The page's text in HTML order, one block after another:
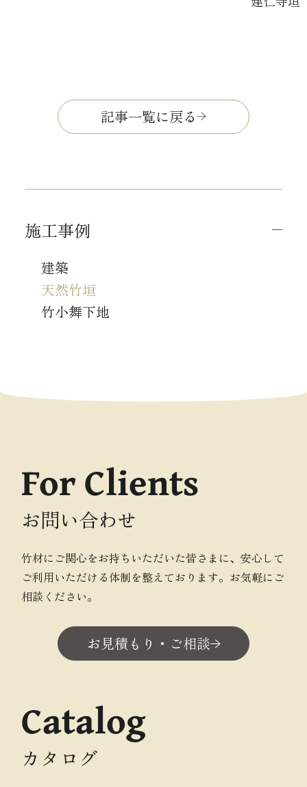
記事一覧に戻る
施工事例
建築
天然竹垣
竹小舞下地
For Clients
お問い合わせ
竹材にご関心をお持ちいただいた皆さまに、安心して
ご利用いただける体制を整えております。お気軽にご
相談ください。
お見積もり・ご相談
Catalog
カタログ